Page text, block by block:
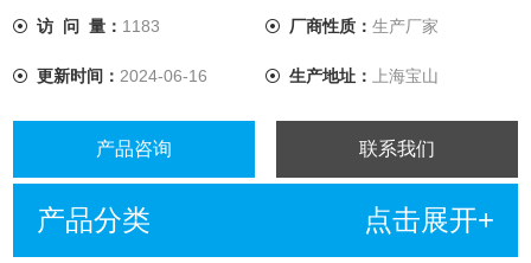
访 问 量： 1183 厂商性质： 生产厂家
更新时间： 2024-06-16 生产地址： 上海宝山
产品咨询 联系我们
产品分类 点击展开+